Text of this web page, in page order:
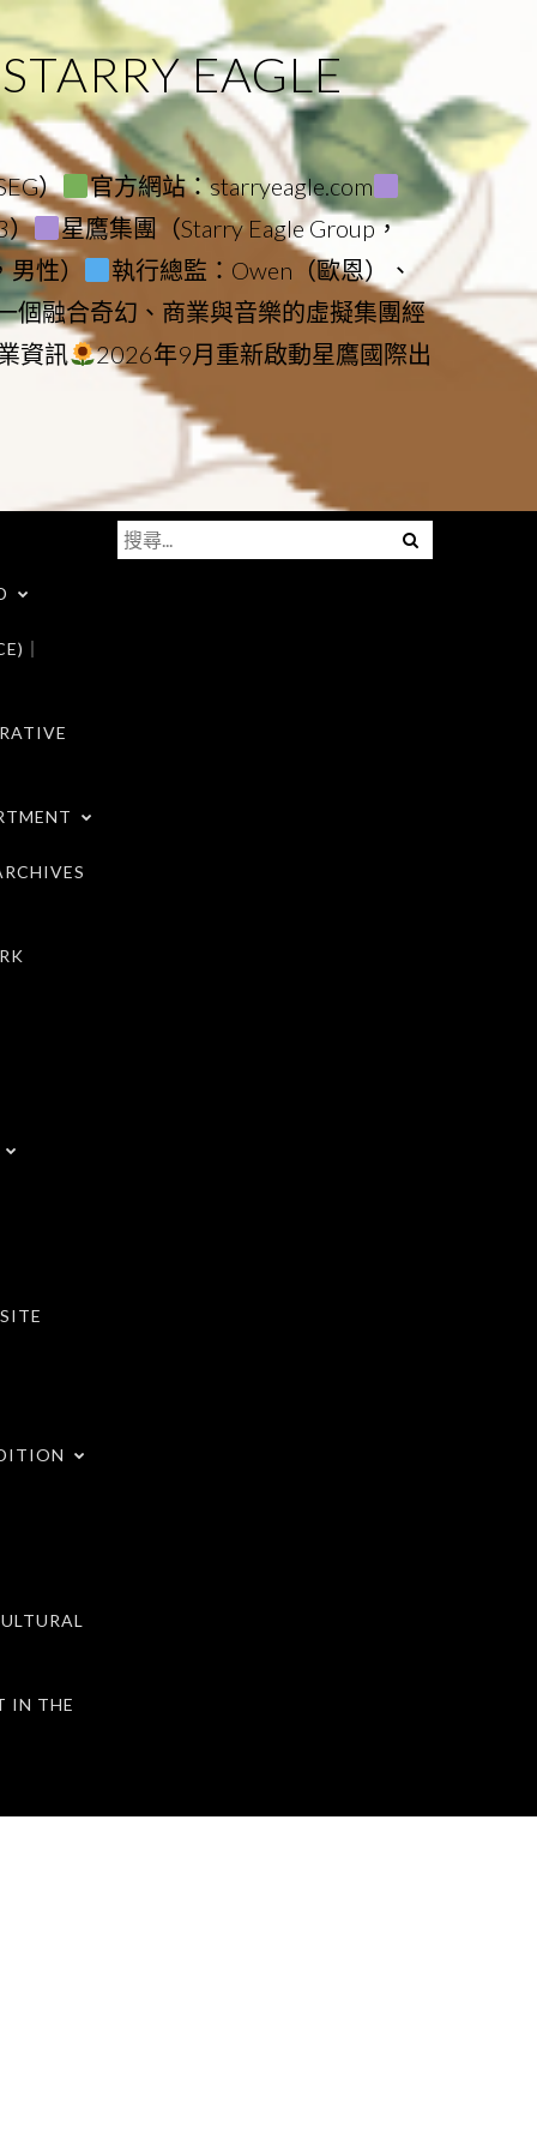
EAGLE
）
官方網站：starryeagle.com
）
星鷹集團（Starry Eagle Group，
性）
執行總監：Owen（歐恩）、
個融合奇幻、商業與音樂的虛擬集團經
資訊
2026年9月重新啟動星鷹國際出
｜
IN THE
Menu
搜
尋